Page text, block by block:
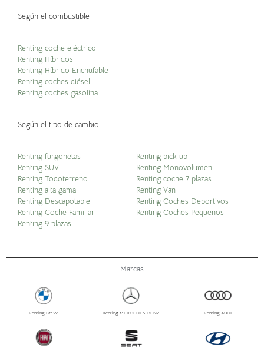
Según el combustible
Renting coche eléctrico
Renting Híbridos
Renting Híbrido Enchufable
Renting coches diésel
Renting coches gasolina
Según el tipo de cambio
Renting furgonetas
Renting SUV
Renting Todoterreno
Renting alta gama
Renting Descapotable
Renting Coche Familiar
Renting 9 plazas
Renting pick up
Renting Monovolumen
Renting coche 7 plazas
Renting Van
Renting Coches Deportivos
Renting Coches Pequeños
Marcas
Renting BMW Renting MERCEDES-BENZ Renting AUDI